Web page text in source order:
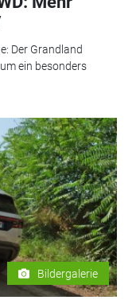
Der Grandland
ein besonders
Bildergalerie